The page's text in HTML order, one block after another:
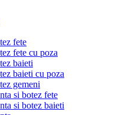
fete
fete cu poza
baieti
baieti cu poza
gemeni
si botez fete
si botez baieti